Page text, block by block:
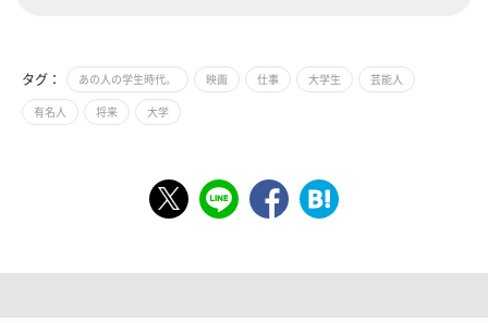
タグ： あの人の学生時代。 映画 仕事 大学生 芸能人
有名人 将来 大学